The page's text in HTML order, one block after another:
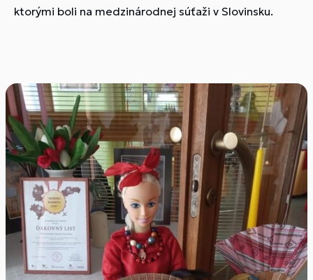
ktorými boli na medzinárodnej súťaži v Slovinsku.